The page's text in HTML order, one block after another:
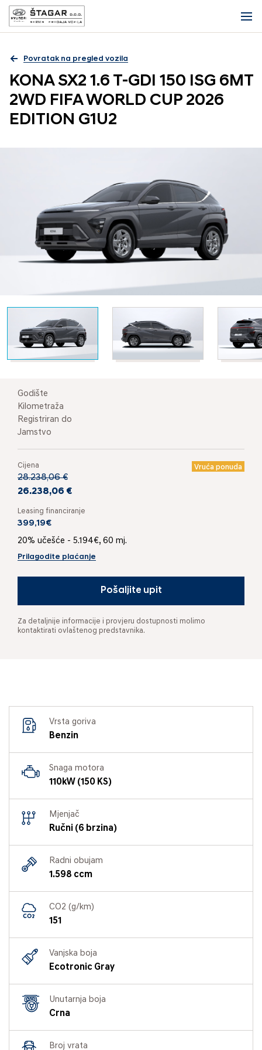
Povratak na pregled vozila
KONA SX2 1.6 T-GDI 150 ISG 6MT
2WD FIFA WORLD CUP 2026
EDITION G1U2
Godište
Kilometraža
Registriran do
Jamstvo
Cijena Vruća ponuda
28.238,06 €
26.238,06 €
Leasing financiranje
399,19€
20% učešće - 5.194€, 60 mj.
Prilagodite plaćanje
Pošaljite upit
Za detaljnije informacije i provjeru dostupnosti molimo
kontaktirati ovlaštenog predstavnika.
Vrsta goriva
Benzin
Snaga motora
110kW (150 KS)
Mjenjač
Ručni (6 brzina)
Radni obujam
1.598 ccm
CO2 (g/km)
151
Vanjska boja
Ecotronic Gray
Unutarnja boja
Crna
Broj vrata